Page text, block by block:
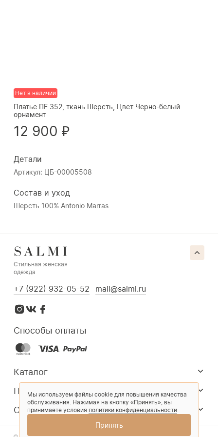
Нет в наличии
Платье ПЕ 352, ткань Шерсть, Цвет Черно-белый
орнамент
12 900 ₽
Детали
Артикул: ЦБ-00005508
Состав и уход
Шерсть 100% Antonio Marras
Стильная женская
одежда
+7 (922) 932-05-52 mail@salmi.ru
Способы оплаты
Каталог
Покупателям
О компании
Мы используем файлы cookie для повышения качества
обслуживания. Нажимая на кнопку «Принять», вы
принимаете условия политики конфиденциальности
Принять